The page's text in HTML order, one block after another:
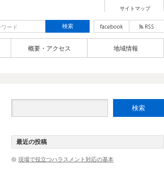
サイトマップ
概要・アクセス 地域情報
最近の投稿
現場で役立つハラスメント対応の基本